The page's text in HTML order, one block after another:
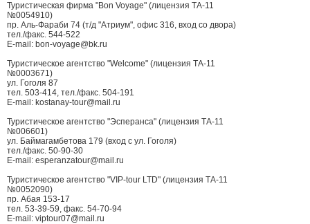
Туристическая фирма "Bon Voyage" (лицензия ТА-11
№0054910)
пр. Аль-Фараби 74 (т/д "Атриум", офис 316, вход со двора)
тел./факс. 544-522
E-mail: bon-voyage@bk.ru
Туристическое агентство "Welcome" (лицензия ТА-11
№0003671)
ул. Гоголя 87
тел. 503-414, тел./факс. 504-191
E-mail: kostanay-tour@mail.ru
Туристическое агентство "Эсперанса" (лицензия ТА-11
№006601)
ул. Баймагамбетова 179 (вход с ул. Гоголя)
тел./факс. 50-90-30
E-mail: esperanzatour@mail.ru
Туристическое агентство "VIP-tour LTD" (лицензия ТА-11
№0052090)
пр. Абая 153-17
тел. 53-39-59, факс. 54-70-94
E-mail: viptour07@mail.ru